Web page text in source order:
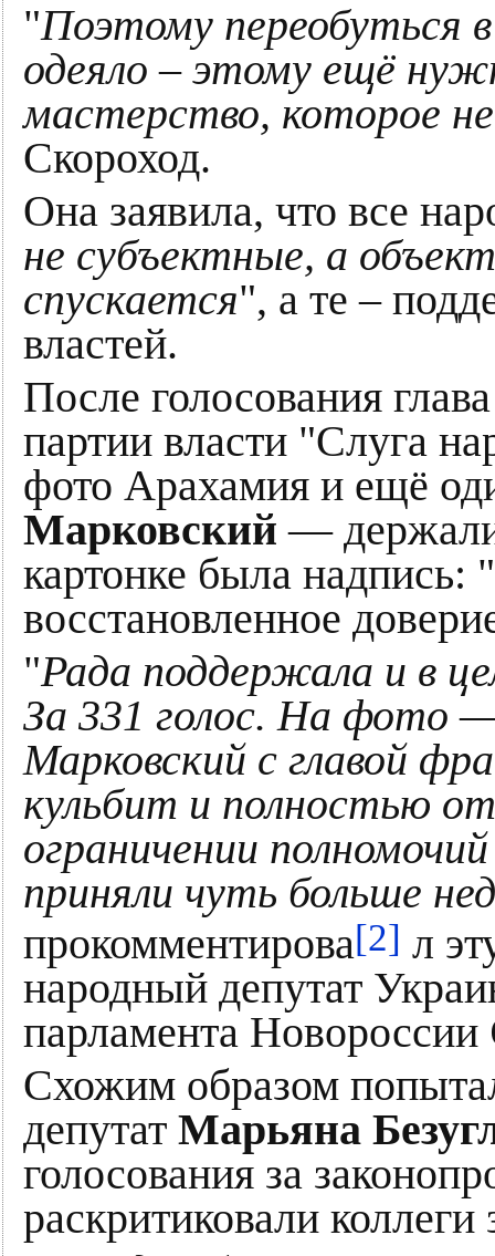
"Поэтому переобуться
одеяло – этому ещё
мастерство, которое
Скороход.
Она заявила, что все
не субъектные, а
спускается", а те –
властей.
После голосования
партии власти "Слуга
фото Арахамия и ещё
Марковский — держали
картонке была
восстановленное
"Рада поддержала и в
За 331 голос. На фото
Марковский с главой
кульбит и полностью
ограничении
приняли чуть больше
прокомментирова[2] л
народный депутат
парламента Новороссии
Схожим образом
депутат Марьяна
голосования за
раскритиковали коллеги